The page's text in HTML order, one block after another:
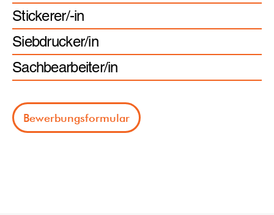
Stickerer/-in
Siebdrucker/in
Sachbearbeiter/in
Bewerbungsformular